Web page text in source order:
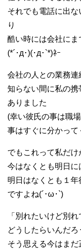
それでも電話に出
り
酷い時には会社にま
(*´･д･)(･д･`*)ﾈｰ
会社の人との業務
知らない間に私の
ありました
(幸い彼氏の事は職
事はすぐに分かっ
でもこれって私だけ
今はなくとも明日
明日はなくとも１
ですよね(´･ω･`)
「別れたいけど別
どうしたらいんだろ
そう思える今はまだ